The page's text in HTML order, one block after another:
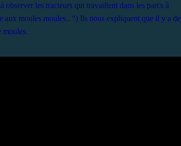
observer les tracteurs qui travaillent dans les parcs à
moules moules.. ") Ils nous expliquent que il y a de
moules.